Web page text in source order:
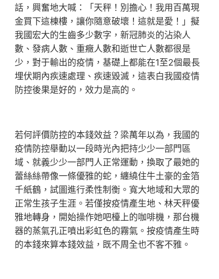
話，興奮地大喊：「天秤！別擔心！我用百萬現
金買下這棟樓，讓你隨意破壞！這就是愛！」擬
我國宏大的生齒多少數字，新冠肺炎的沾染人
數、發病人數、重癥人數和逝世亡人數都很是
少，對于輸出的疫情，基礎上都能在1至2個最長
埋伏期內疾速處理、疾速毀滅，這表白我國疫情
防控後果是好的，效力是高的。
若何評價防控的本錢效益？梁萬年以為，我國的
疫情防控舉動以一段時光內把持少少一部門區
域、就義少少一部門人正常運動，換取了最她的
蕾絲絲帶像一條優雅的蛇，纏繞住牛土豪的金箔
千紙鶴，試圖進行柔性制衡。寬大地域和大眾的
正常生孩子生涯。若僅按疫情產生地、林天秤優
雅地轉身，開始操作她吧檯上的咖啡機，那台機
器的蒸氣孔正噴出彩虹色的霧氣。按疫情產生時
的本錢來算本錢效益，既不周全也不客不雅。